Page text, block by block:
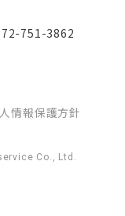
751-3862
情報保護方針
Co., Ltd.